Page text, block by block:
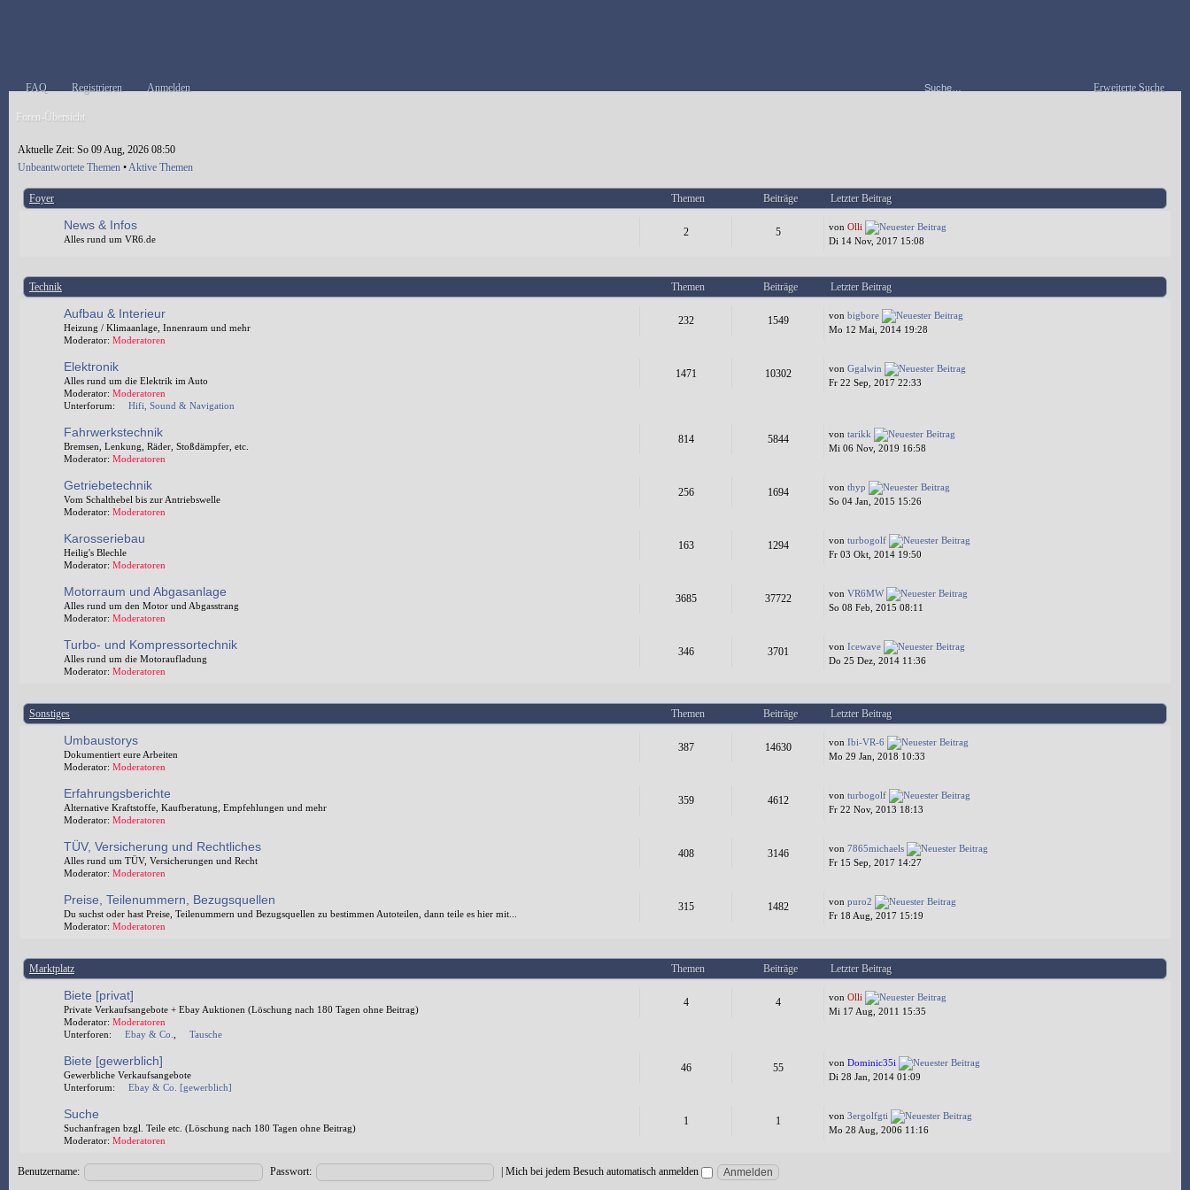
FAQ Registrieren Anmelden Erweiterte Suche
Foren-Übersicht
Aktuelle Zeit: So 09 Aug, 2026 08:50
Unbeantwortete Themen •Aktive Themen
Foyer Themen Beiträge Letzter Beitrag
News & Infos
Alles rund um VR6.de
2 5 vonOlli
Di 14 Nov, 2017 15:08
Technik Themen Beiträge Letzter Beitrag
Aufbau & Interieur
Heizung / Klimaanlage, Innenraum und mehr
Moderator: Moderatoren
232 1549 vonbigbore
Mo 12 Mai, 2014 19:28
Elektronik
Alles rund um die Elektrik im Auto
Moderator: Moderatoren
Unterforum:
Hifi, Sound & Navigation
1471 10302 vonGgalwin
Fr 22 Sep, 2017 22:33
Fahrwerkstechnik
Bremsen, Lenkung, Räder, Stoßdämpfer, etc.
Moderator: Moderatoren
814 5844 vontarikk
Mi 06 Nov, 2019 16:58
Getriebetechnik
Vom Schalthebel bis zur Antriebswelle
Moderator: Moderatoren
256 1694 vonthyp
So 04 Jan, 2015 15:26
Karosseriebau
Heilig's Blechle
Moderator: Moderatoren
163 1294 vonturbogolf
Fr 03 Okt, 2014 19:50
Motorraum und Abgasanlage
Alles rund um den Motor und Abgasstrang
Moderator: Moderatoren
3685 37722 vonVR6MW
So 08 Feb, 2015 08:11
Turbo- und Kompressortechnik
Alles rund um die Motoraufladung
Moderator: Moderatoren
346 3701 vonIcewave
Do 25 Dez, 2014 11:36
Sonstiges Themen Beiträge Letzter Beitrag
Umbaustorys
Dokumentiert eure Arbeiten
Moderator: Moderatoren
387 14630 vonIbi-VR-6
Mo 29 Jan, 2018 10:33
Erfahrungsberichte
Alternative Kraftstoffe, Kaufberatung, Empfehlungen und mehr
Moderator: Moderatoren
359 4612 vonturbogolf
Fr 22 Nov, 2013 18:13
TÜV, Versicherung und Rechtliches
Alles rund um TÜV, Versicherungen und Recht
Moderator: Moderatoren
408 3146 von7865michaels
Fr 15 Sep, 2017 14:27
Preise, Teilenummern, Bezugsquellen
Du suchst oder hast Preise, Teilenummern und Bezugsquellen zu bestimmen Autoteilen, dann teile es hier mit...
Moderator: Moderatoren
315 1482 vonpuro2
Fr 18 Aug, 2017 15:19
Marktplatz Themen Beiträge Letzter Beitrag
Biete [privat]
Private Verkaufsangebote + Ebay Auktionen (Löschung nach 180 Tagen ohne Beitrag)
Moderator: Moderatoren
Unterforen:
Ebay & Co. Tausche
4 4 vonOlli
Mi 17 Aug, 2011 15:35
Biete [gewerblich]
Gewerbliche Verkaufsangebote
Unterforum:
Ebay & Co. [gewerblich]
46 55 vonDominic35i
Di 28 Jan, 2014 01:09
Suche
Suchanfragen bzgl. Teile etc. (Löschung nach 180 Tagen ohne Beitrag)
Moderator: Moderatoren
1 1 von3ergolfgti
Mo 28 Aug, 2006 11:16
Benutzername: Passwort: |Mich bei jedem Besuch automatisch anmelden